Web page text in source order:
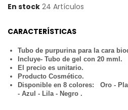
En stock 24 Artículos
CARACTERÍSTICAS
Tubo de purpurina para la cara
Incluye- Tubo de gel con 20 mml.
El precio es unitario.
Producto Cosmético.
Disponible en 8 colores: Oro -
- Azul - Lila - Negro .